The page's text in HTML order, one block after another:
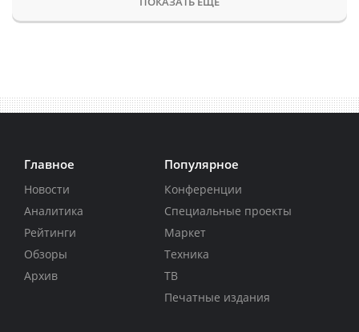
Главное
Новости
Аналитика
Рейтинги
Обзоры
Архив
Популярное
Конференции
Специальные проекты
Маркет
Техника
ТВ
Печатные издания